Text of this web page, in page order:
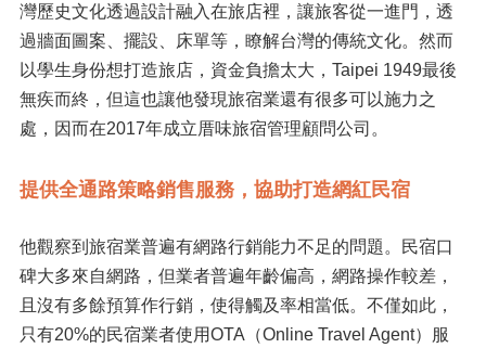
灣歷史文化透過設計融入在旅店裡，讓旅客從一進門，透
過牆面圖案、擺設、床單等，瞭解台灣的傳統文化。然而
以學生身份想打造旅店，資金負擔太大，Taipei 1949最後
無疾而終，但這也讓他發現旅宿業還有很多可以施力之
處，因而在2017年成立厝味旅宿管理顧問公司。
提供全通路策略銷售服務，協助打造網紅民宿
他觀察到旅宿業普遍有網路行銷能力不足的問題。民宿口
碑大多來自網路，但業者普遍年齡偏高，網路操作較差，
且沒有多餘預算作行銷，使得觸及率相當低。不僅如此，
只有20%的民宿業者使用OTA（Online Travel Agent）服